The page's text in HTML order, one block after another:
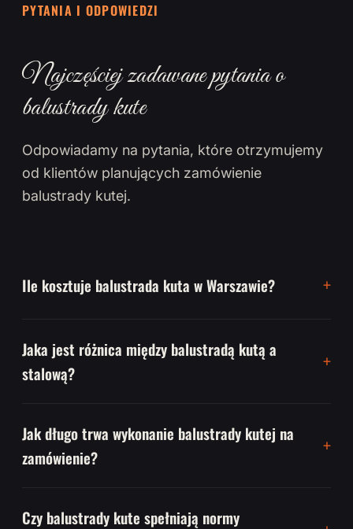
PYTANIA I ODPOWIEDZI
Najczęściej zadawane pytania o
balustrady kute
Odpowiadamy na pytania, które otrzymujemy
od klientów planujących zamówienie
balustrady kutej.
Ile kosztuje balustrada kuta w Warszawie?
Jaka jest różnica między balustradą kutą a
stalową?
Jak długo trwa wykonanie balustrady kutej na
zamówienie?
Czy balustrady kute spełniają normy